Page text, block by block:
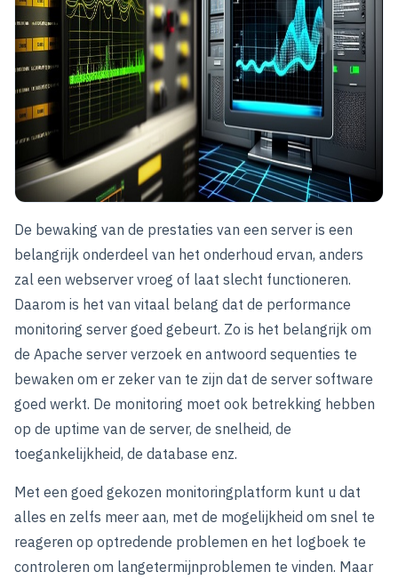
De bewaking van de prestaties van een server is een
belangrijk onderdeel van het onderhoud ervan, anders
zal een webserver vroeg of laat slecht functioneren.
Daarom is het van vitaal belang dat de performance
monitoring server goed gebeurt. Zo is het belangrijk om
de Apache server verzoek en antwoord sequenties te
bewaken om er zeker van te zijn dat de server software
goed werkt. De monitoring moet ook betrekking hebben
op de uptime van de server, de snelheid, de
toegankelijkheid, de database enz.
Met een goed gekozen monitoringplatform kunt u dat
alles en zelfs meer aan, met de mogelijkheid om snel te
reageren op optredende problemen en het logboek te
controleren om langetermijnproblemen te vinden. Maar